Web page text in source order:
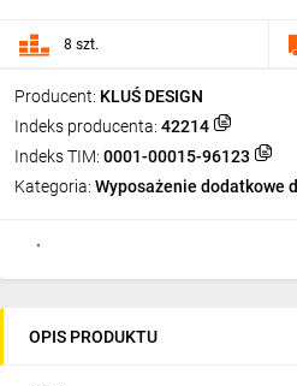
Producent: KLUŚ DESIGN
Indeks producenta: 42214
Indeks TIM: 0001-00015-96123
Kategoria: Wyposażenie dodatkowe
8 szt.
OPIS PRODUKTU